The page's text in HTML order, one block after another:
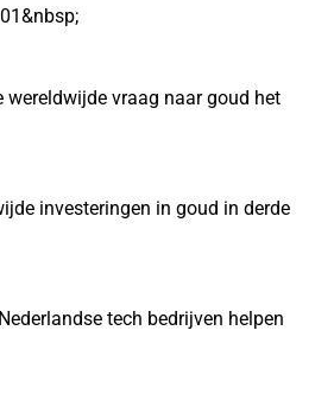
wereldwijde vraag naar goud het
investeringen in goud in derde
tech bedrijven helpen